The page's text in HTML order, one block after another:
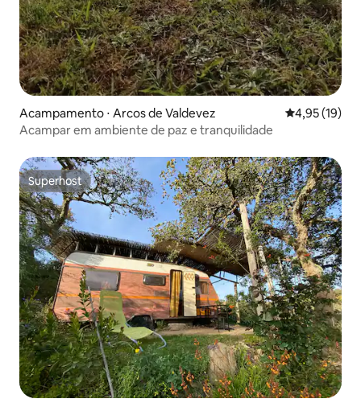
Acampamento ⋅ Arcos de Valdevez 4,95 de uma
4,95 (19)
Acampar em ambiente de paz e tranquilidade
Superhost
Superhost